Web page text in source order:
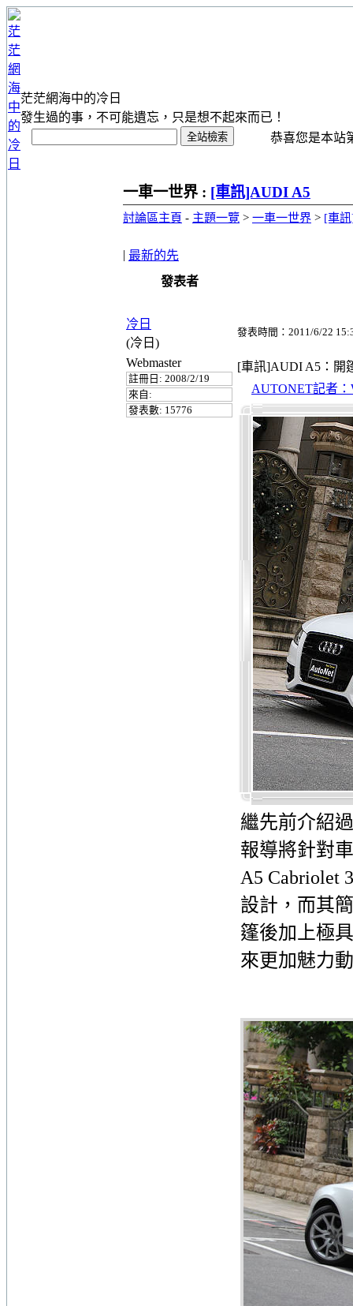
茫茫網海中的冷日
發生過的事，不可能遺忘，只是想不起來而已！
恭喜您是本站
一車一世界 : [車訊]AUDI A5
討論區主頁 - 主題一覽 > 一車一世界 > [車
| 最新的先
發表者
冷日
(冷日)
發表時間：2011/6/22
Webmaster
註冊日: 2008/2/19
來自:
發表數: 15776
[車訊]AUDI A5：開
AUTONET記者：
繼先前介紹
報導將針對
A5 Cabriolet
設計，而其
篷後加上極
來更加魅力